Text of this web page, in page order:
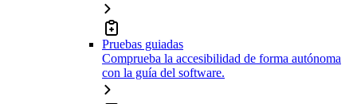
Pruebas guiadas
Comprueba la accesibilidad de forma autónoma
con la guía del software.